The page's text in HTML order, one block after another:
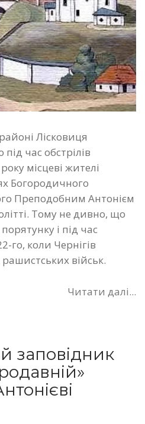
Лісковиця
час обстрілів
місцеві жителі
Богородичного
Преподобним Антонієм
Тому не дивно, що
і під час
го, коли Чернігів
військ.
Читати далі...
заповідник